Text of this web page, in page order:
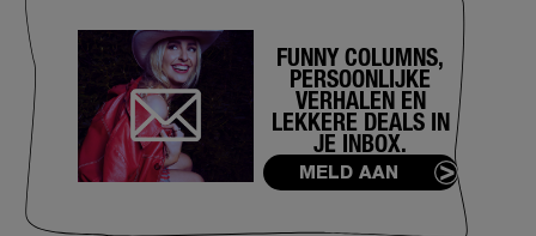
FUNNY COLUMNS,
PERSOONLIJKE
VERHALEN EN
LEKKERE DEALS IN
JE INBOX.
MELD AAN